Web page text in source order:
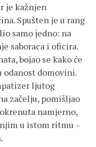
je kažnjen
Spušten je u rang
samo jedno: na
saboraca i oficira.
bojao se kako će
odanost domovini.
ljutog
začelju, pomišljao
namjerno,
njim u istom ritmu –